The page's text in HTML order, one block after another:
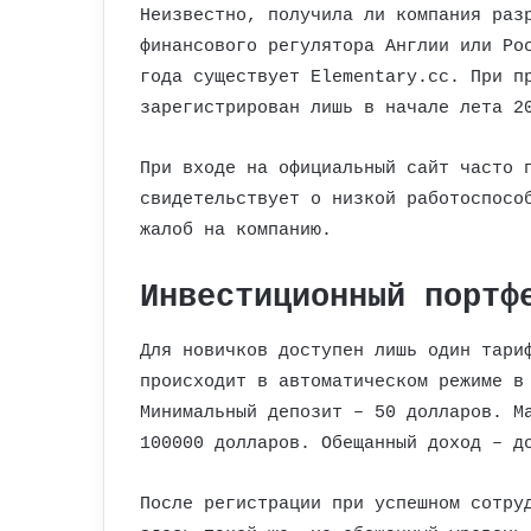
Неизвестно, получила ли компания
финансового регулятора Англии или
года существует Elementary.cc. При
зарегистрирован лишь в начале лета
При входе на официальный сайт
свидетельствует о низкой
жалоб на компанию.
Инвестиционный
Для новичков доступен лишь один
происходит в автоматическом режиме
Минимальный депозит – 50 долларов.
100000 долларов. Обещанный доход –
После регистрации при успешном